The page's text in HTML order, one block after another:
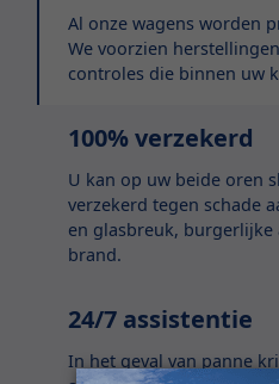
Al onze wagens worden
We voorzien
controles die binnen uw
100% verzekerd
U kan op uw beide oren
verzekerd tegen schade
en glasbreuk,
brand.
24/7 assistentie
In het geval van panne